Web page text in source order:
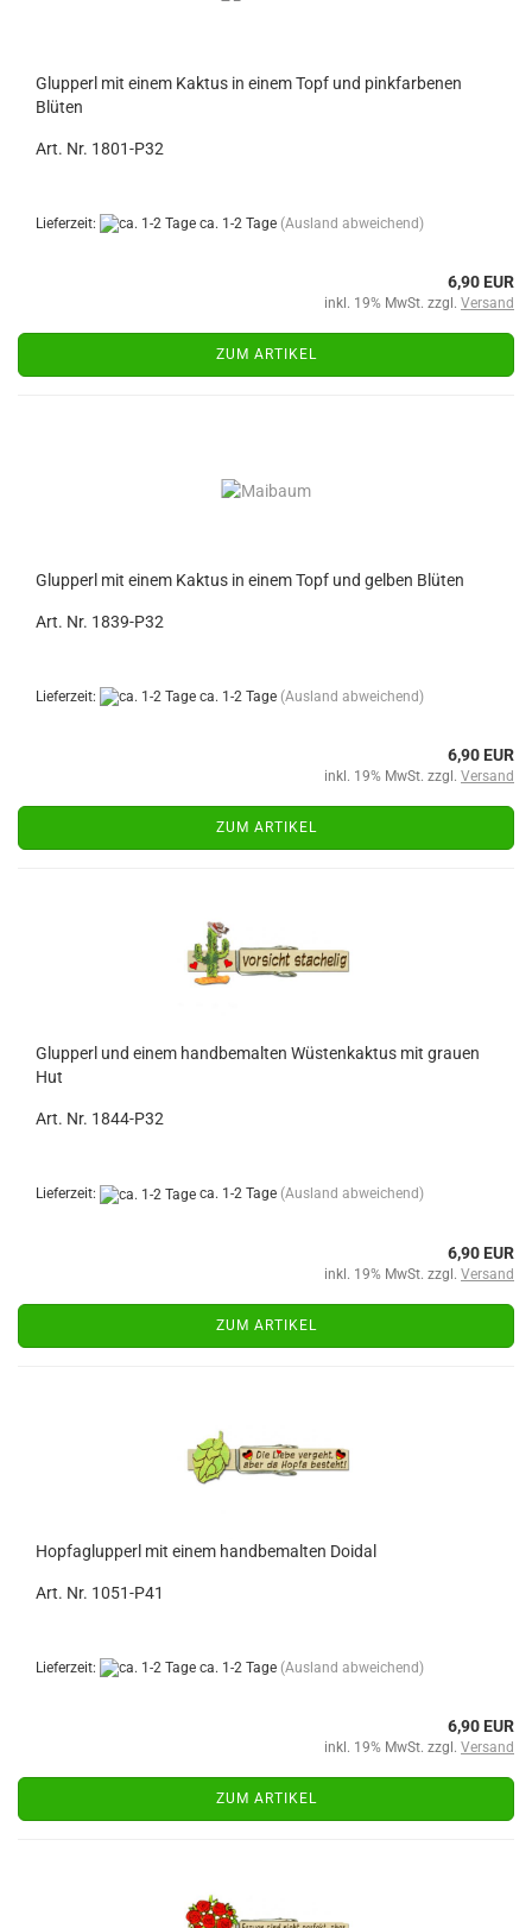
Glupperl mit einem Kaktus in einem Topf und pinkfarbenen
Blüten
Art. Nr. 1801-P32
Lieferzeit: ca. 1-2 Tage (Ausland abweichend)
6,90 EUR
inkl. 19% MwSt. zzgl. Versand
ZUM ARTIKEL
Glupperl mit einem Kaktus in einem Topf und gelben Blüten
Art. Nr. 1839-P32
Lieferzeit: ca. 1-2 Tage (Ausland abweichend)
6,90 EUR
inkl. 19% MwSt. zzgl. Versand
ZUM ARTIKEL
Glupperl und einem handbemalten Wüstenkaktus mit grauen
Hut
Art. Nr. 1844-P32
Lieferzeit: ca. 1-2 Tage (Ausland abweichend)
6,90 EUR
inkl. 19% MwSt. zzgl. Versand
ZUM ARTIKEL
Hopfaglupperl mit einem handbemalten Doidal
Art. Nr. 1051-P41
Lieferzeit: ca. 1-2 Tage (Ausland abweichend)
6,90 EUR
inkl. 19% MwSt. zzgl. Versand
ZUM ARTIKEL